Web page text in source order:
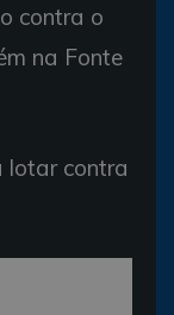
contra o
na Fonte
lotar contra